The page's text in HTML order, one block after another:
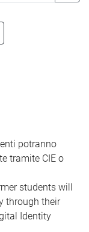
potranno
tramite CIE o
students will
through their
Identity